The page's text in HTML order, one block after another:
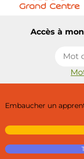
Accès à
Embaucher un